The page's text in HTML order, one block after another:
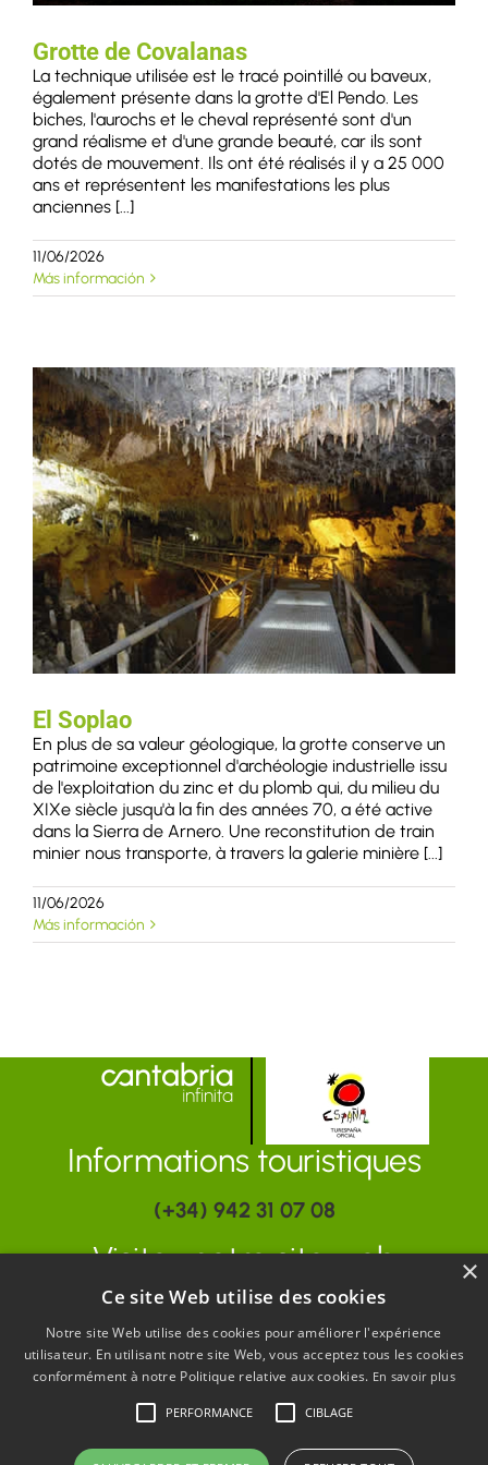
Grotte de Covalanas
La technique utilisée est le tracé pointillé ou baveux,
également présente dans la grotte d'El Pendo. Les
biches, l'aurochs et le cheval représenté sont d'un
grand réalisme et d'une grande beauté, car ils sont
dotés de mouvement. Ils ont été réalisés il y a 25 000
ans et représentent les manifestations les plus
anciennes [...]
11/06/2026
Más información
El Soplao
En plus de sa valeur géologique, la grotte conserve un
patrimoine exceptionnel d'archéologie industrielle issu
de l'exploitation du zinc et du plomb qui, du milieu du
XIXe siècle jusqu'à la fin des années 70, a été active
dans la Sierra de Arnero. Une reconstitution de train
minier nous transporte, à travers la galerie minière [...]
11/06/2026
Más información
Informations touristiques
(+34) 942 31 07 08
Visitez notre site web
www.turismodecantabria.com
×
Ce site Web utilise des cookies
Notre site Web utilise des cookies pour améliorer l'expérience
utilisateur. En utilisant notre site Web, vous acceptez tous les cookies
conformément à notre Politique relative aux cookies. En savoir plus
PERFORMANCE CIBLAGE